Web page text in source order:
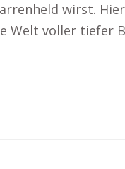
wirst.
voller tiefer